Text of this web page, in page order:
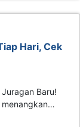
Hari, Cek
Baru!
menangkan…